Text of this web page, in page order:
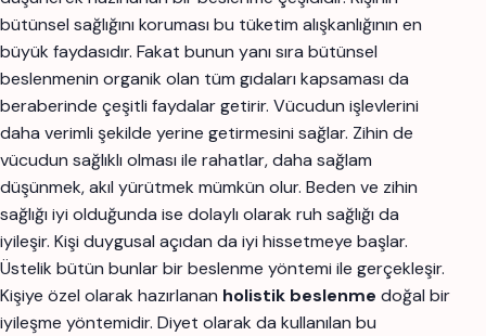
bütünsel sağlığını koruması bu tüketim alışkanlığının en
büyük faydasıdır. Fakat bunun yanı sıra bütünsel
beslenmenin organik olan tüm gıdaları kapsaması da
beraberinde çeşitli faydalar getirir. Vücudun işlevlerini
daha verimli şekilde yerine getirmesini sağlar. Zihin de
vücudun sağlıklı olması ile rahatlar, daha sağlam
düşünmek, akıl yürütmek mümkün olur. Beden ve zihin
sağlığı iyi olduğunda ise dolaylı olarak ruh sağlığı da
iyileşir. Kişi duygusal açıdan da iyi hissetmeye başlar.
Üstelik bütün bunlar bir beslenme yöntemi ile gerçekleşir.
Kişiye özel olarak hazırlanan holistik beslenme doğal bir
iyileşme yöntemidir. Diyet olarak da kullanılan bu